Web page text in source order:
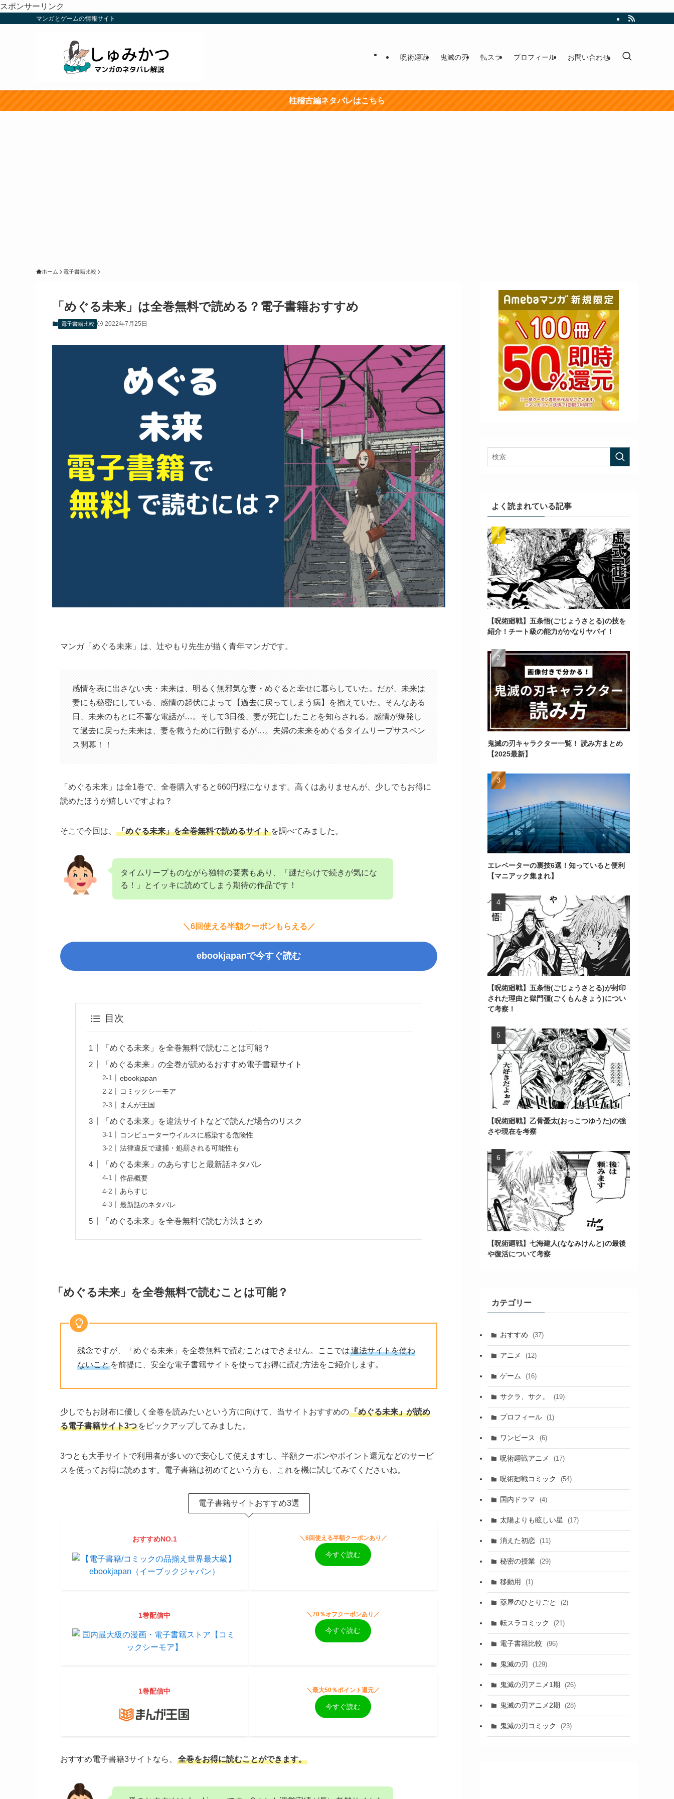
スポンサーリンク
マンガとゲームの情報サイト
呪術廻戦 鬼滅の刃 転スラ プロフィール お問い合わせ
柱稽古編ネタバレはこちら
ホーム 電子書籍比較
「めぐる未来」は全巻無料で読める？電子書籍おすすめ
電子書籍比較 2022年7月25日
マンガ「めぐる未来」は、辻やもり先生が描く青年マンガです。
感情を表に出さない夫・未来は、明るく無邪気な妻・めぐると幸せに暮らしていた。だが、未来は
妻にも秘密にしている、感情の起伏によって【過去に戻ってしまう病】を抱えていた。そんなある
日、未来のもとに不審な電話が…。そして3日後、妻が死亡したことを知らされる。感情が爆発し
て過去に戻った未来は、妻を救うために行動するが…。夫婦の未来をめぐるタイムリープサスペン
ス開幕！！
「めぐる未来」は全1巻で、全巻購入すると660円程になります。高くはありませんが、少しでもお得に
読めたほうが嬉しいですよね？
そこで今回は、 「めぐる未来」を全巻無料で読めるサイト を調べてみました。
タイムリープものながら独特の要素もあり、「謎だらけで続きが気にな
る！」とイッキに読めてしまう期待の作品です！
＼6回使える半額クーポンもらえる／
ebookjapanで今すぐ読む
目次
「めぐる未来」を全巻無料で読むことは可能？
「めぐる未来」の全巻が読めるおすすめ電子書籍サイト
ebookjapan
コミックシーモア
まんが王国
「めぐる未来」を違法サイトなどで読んだ場合のリスク
コンピューターウイルスに感染する危険性
法律違反で逮捕・処罰される可能性も
「めぐる未来」のあらすじと最新話ネタバレ
作品概要
あらすじ
最新話のネタバレ
「めぐる未来」を全巻無料で読む方法まとめ
「めぐる未来」を全巻無料で読むことは可能？
残念ですが、「めぐる未来」を全巻無料で読むことはできません。ここでは違法サイトを使わ
ないこと を前提に、安全な電子書籍サイトを使ってお得に読む方法をご紹介します。
少しでもお財布に優しく全巻を読みたいという方に向けて、当サイトおすすめの「めぐる未来」が読め
る電子書籍サイト3つ をピックアップしてみました。
3つとも大手サイトで利用者が多いので安心して使えますし、半額クーポンやポイント還元などのサービ
スを使ってお得に読めます。電子書籍は初めてという方も、これを機に試してみてくださいね。
電子書籍サイトおすすめ3選
おすすめNO.1 ＼6回使える半額クーポンあり／
今すぐ読む
1巻配信中 ＼70％オフクーポンあり／
今すぐ読む
1巻配信中 ＼最大50％ポイント還元／
今すぐ読む
おすすめ電子書籍3サイトなら、 全巻をお得に読むことができます。
よく読まれている記事
【呪術廻戦】五条悟(ごじょうさとる)の技を
紹介！チート級の能力がかなりヤバイ！
鬼滅の刃キャラクター一覧！ 読み方まとめ
【2025最新】
エレベーターの裏技6選！知っていると便利
【マニアック集まれ】
【呪術廻戦】五条悟(ごじょうさとる)が封印
された理由と獄門彊(ごくもんきょう)につい
て考察！
【呪術廻戦】乙骨憂太(おっこつゆうた)の強
さや現在を考察
【呪術廻戦】七海建人(ななみけんと)の最後
や復活について考察
カテゴリー
おすすめ (37)
アニメ (12)
ゲーム (16)
サクラ、サク。 (19)
プロフィール (1)
ワンピース (6)
呪術廻戦アニメ (17)
呪術廻戦コミック (54)
国内ドラマ (4)
太陽よりも眩しい星 (17)
消えた初恋 (11)
秘密の授業 (29)
移動用 (1)
薬屋のひとりごと (2)
転スラコミック (21)
電子書籍比較 (96)
鬼滅の刃 (129)
鬼滅の刃アニメ1期 (26)
鬼滅の刃アニメ2期 (28)
鬼滅の刃コミック (23)